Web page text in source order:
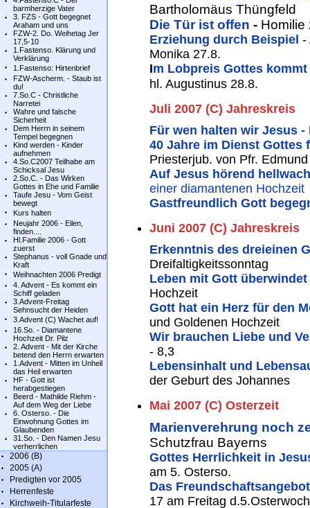
barmherzige Vater
3. FZS - Gott begegnet
Araham und uns
FZW-2. Do. Weihetag Jer
17,5-10
1.Fastenso. Klärung und
Verklärung
1.Fastenso: Hirtenbrief
FZW-Ascherm. - Staub ist
du!
7.So.C - Christliche
Narretei
Wahre und falsche
Sicherheit
Dem Herrn in seinem
Tempel begegnen
Kind werden - Kinder
aufnehmen
4.So.C2007 Teilhabe am
Schicksal Jesu
2.So.C. - Das Wirken
Gottes in Ehe und Familie
Taufe Jesu - Vom Geist
bewegt
Kurs halten
Neujahr 2006 - Eilen,
finden....
Hl.Familie 2006 - Gott
zuerst
Stephanus - voll Gnade und
Kraft
Weihnachten 2006 Predigt
4. Advent - Es kommt ein
Schiff geladen
3.Advent-Freitag
Sehnsucht der Heiden
3.Advent (C) Wachet auf!
16.So. - Diamantene
Hochzeit Dr. Pilz
2. Advent - Mit der Kirche
betend den Herrn erwarten
1.Advent - Mitten im Unheil
das Heil erwarten
HF - Gott ist
herabgestiegen
Beerd - Mathilde Riehm -
Auf dem Weg der Liebe
6. Osterso. - Die
Einwohnung Gottes im
Glaubenden
31.So. - Den Namen Jesu
verherrlichen
2006 (B)
2005 (A)
Predigten vor 2005
Herrenfeste
Kirchweih-Titularfeste
Bartholomäus Thüngfeld
Die Tür ist offen - Homilie
Erziehung durch Beispiel -
Monika 27.8.
Im Lobpreis Gottes
hl. Augustinus 28.8.
Juli 2007 (C) Jahreskreis
Für wen halten wir Jesus
40 Jahre im Dienst Gottes
Priesterjub. von Pfr.
Auf Jesus hörend
einer diamantenen Hochzeit
Gastfreundlich Gott
Juni 2007 (C) Jahreskreis
Erkenntnis des dreieinen
Dreifaltigkeitssonntag
Leben mit Gott überwindet
Hochzeit
Gott hat ein Herz für den
und Goldenen Hochzeit
Wir brauchen Liebe und
- 8,3
Lebensinhalt und
der Geburt des Johannes
Mai 2007 (C) Osterzeit
Marienverehrung noch
Schutzfrau Bayerns
Gottes Herrlichkeit in
am 5. Osterso.
Das
17 am Freitag